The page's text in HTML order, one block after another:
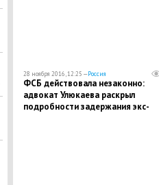
28 ноября 2016, 12:25 —Россия
ФСБ действовала незаконно:
адвокат Улюкаева раскрыл
подробности задержания экс-